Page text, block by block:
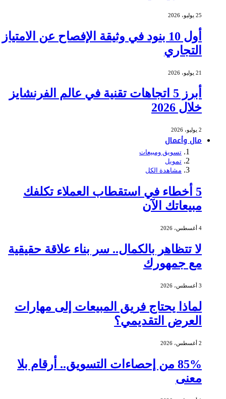
25 يوليو، 2026
أول 10 بنود في وثيقة الإفصاح عن الامتياز
التجاري
21 يوليو، 2026
أبرز 5 اتجاهات تقنية في عالم الفرنشايز
خلال 2026
2 يوليو، 2026
مال وأعمال
تسويق ومبيعات
تمويل
مشاهدة الكل
5 أخطاء في استقطاب العملاء تكلفك
مبيعاتك الآن
4 أغسطس، 2026
لا تتظاهر بالكمال.. سر بناء علاقة حقيقية
مع جمهورك
3 أغسطس، 2026
لماذا يحتاج فريق المبيعات إلى مهارات
العرض التقديمي؟
2 أغسطس، 2026
85% من إحصاءات التسويق.. أرقام بلا
معنى